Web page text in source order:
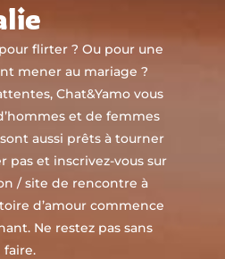
flirter ? Ou pour une
mener au mariage ?
Chat&Yamo vous
et de femmes
aussi prêts à tourner
pas et inscrivez-vous sur
/ site de rencontre à
d’amour commence
Ne restez pas sans
faire.